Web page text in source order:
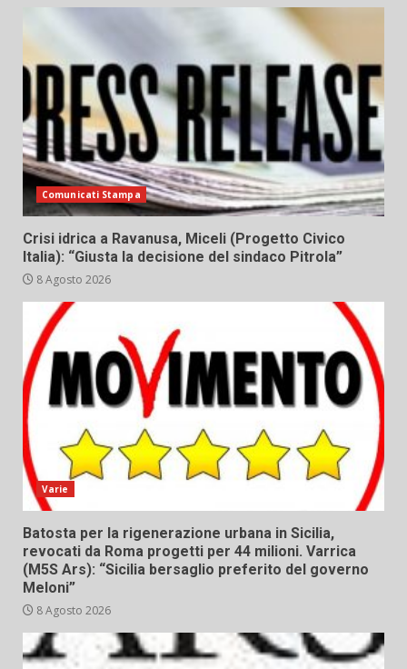
Comunicati Stampa
Crisi idrica a Ravanusa, Miceli (Progetto Civico
Italia): “Giusta la decisione del sindaco Pitrola”
8 Agosto 2026
Varie
Batosta per la rigenerazione urbana in Sicilia,
revocati da Roma progetti per 44 milioni. Varrica
(M5S Ars): “Sicilia bersaglio preferito del governo
Meloni”
8 Agosto 2026